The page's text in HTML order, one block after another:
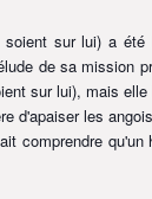
soient sur lui) a été
de sa mission
sur lui), mais
d'apaiser les
comprendre